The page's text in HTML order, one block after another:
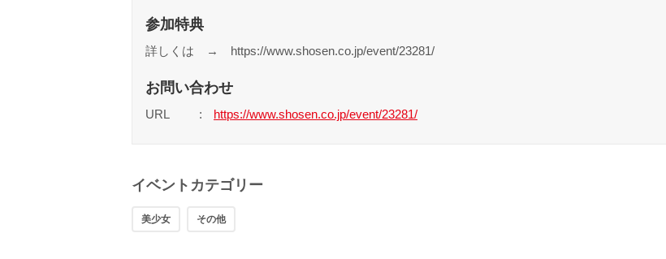
参加特典
詳しくは → https://www.shosen.co.jp/event/23281/
お問い合わせ
URL https://www.shosen.co.jp/event/23281/
イベントカテゴリー
美少女 その他